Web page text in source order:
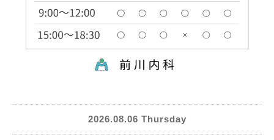
2026.08.06 Thursday